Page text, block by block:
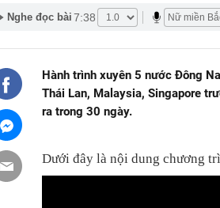
Nghe đọc bài 7:38
Hành trình xuyên 5 nước Đông
Thái Lan, Malaysia, Singapore
ra trong 30 ngày.
Dưới đây là nội dung chương